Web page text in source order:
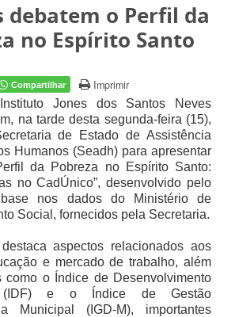
debatem o Perfil da
no Espírito Santo
Compartilhar Imprimir
Jones dos Santos Neves
na tarde desta segunda-feira (15),
de Estado de Assistência
Humanos (Seadh) para apresentar
da Pobreza no Espírito Santo:
no CadÚnico”, desenvolvido pelo
base nos dados do Ministério de
Social, fornecidos pela Secretaria.
aspectos relacionados aos
e mercado de trabalho, além
como o Índice de Desenvolvimento
e o Índice de Gestão
Municipal (IGD-M), importantes